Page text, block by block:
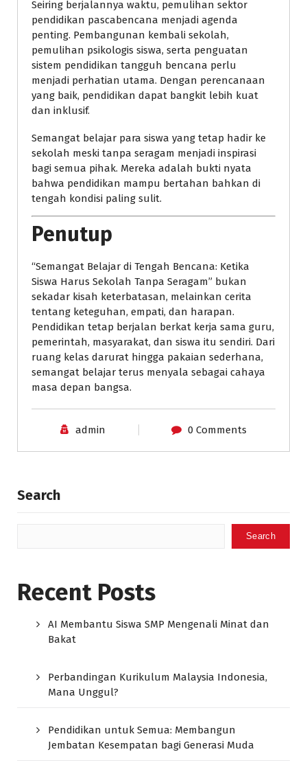
Seiring berjalannya waktu, pemulihan sektor
pendidikan pascabencana menjadi agenda
penting. Pembangunan kembali sekolah,
pemulihan psikologis siswa, serta penguatan
sistem pendidikan tangguh bencana perlu
menjadi perhatian utama. Dengan perencanaan
yang baik, pendidikan dapat bangkit lebih kuat
dan inklusif.
Semangat belajar para siswa yang tetap hadir ke
sekolah meski tanpa seragam menjadi inspirasi
bagi semua pihak. Mereka adalah bukti nyata
bahwa pendidikan mampu bertahan bahkan di
tengah kondisi paling sulit.
Penutup
“Semangat Belajar di Tengah Bencana: Ketika
Siswa Harus Sekolah Tanpa Seragam” bukan
sekadar kisah keterbatasan, melainkan cerita
tentang keteguhan, empati, dan harapan.
Pendidikan tetap berjalan berkat kerja sama guru,
pemerintah, masyarakat, dan siswa itu sendiri. Dari
ruang kelas darurat hingga pakaian sederhana,
semangat belajar terus menyala sebagai cahaya
masa depan bangsa.
admin 0 Comments
Search
Search
Recent Posts
AI Membantu Siswa SMP Mengenali Minat dan
Bakat
Perbandingan Kurikulum Malaysia Indonesia,
Mana Unggul?
Pendidikan untuk Semua: Membangun
Jembatan Kesempatan bagi Generasi Muda